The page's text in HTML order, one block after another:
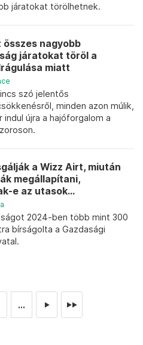
járatokat törölhetnek.
összes nagyobb
járatokat töröl a
miatt
szó jelentős
minden azon múlik,
indul újra a hajóforgalom a
a Wizz Airt, miután
megállapítani,
e az utasok...
2024-ben több mint 300
bírságolta a Gazdasági
... ► ►►